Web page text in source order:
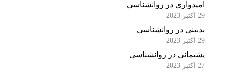
امیدواری در روانشناسی
بدبینی در روانشناسی
پشیمانی در روانشناسی